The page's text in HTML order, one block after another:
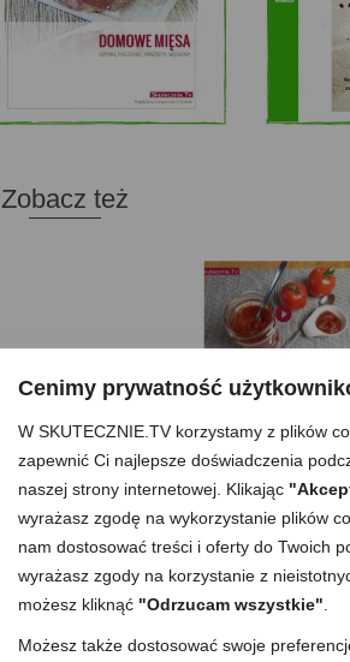
Cenimy prywatność
W SKUTECZNIE.TV korzystamy z plików
zapewnić Ci najlepsze doświadczenia
naszej strony internetowej. Klikając
wyrażasz zgodę na wykorzystanie plików
nam dostosować treści i oferty do Twoich
wyrażasz zgody na korzystanie z
możesz kliknąć "Odrzucam wszystkie"
Możesz także dostosować swoje
Zobacz też
Domowy ketchup (bez cukru)
Domowe żelki
Gołąbki z cukinii